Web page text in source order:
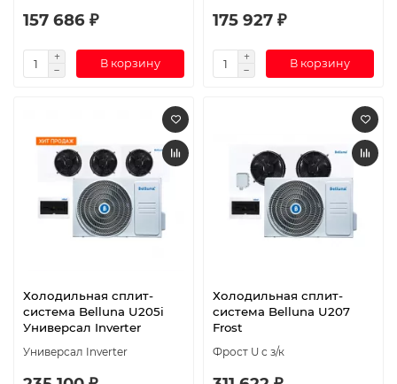
157 686 ₽
В корзину
175 927 ₽
В корзину
Холодильная сплит-
система Belluna U205i
Универсал Inverter
Универсал Inverter
Холодильная сплит-
система Belluna U207
Frost
Фрост U с з/к